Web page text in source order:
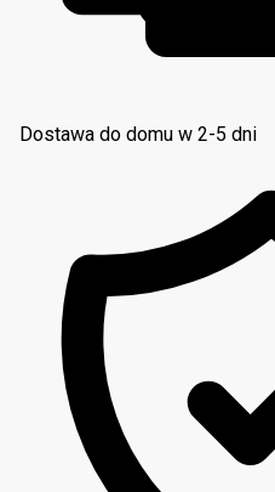
Dostawa do domu w 2-5 dni